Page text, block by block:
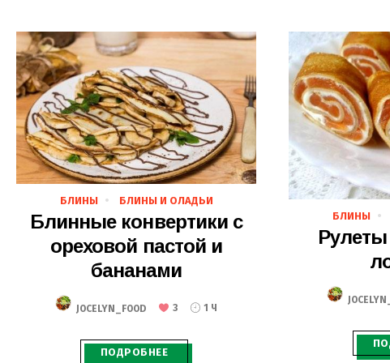
27.02.2020
БЛИНЫ БЛИНЫ И ОЛАДЬИ
Блинные конвертики с
ореховой пастой и
бананами
JOCELYN_FOOD 3 1 Ч
ПОДРОБНЕЕ
БЛИНЫ